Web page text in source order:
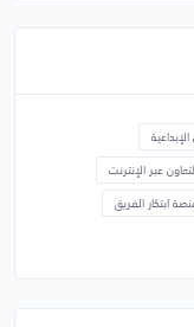
عبر الإنترنت
ابتكار الفريق